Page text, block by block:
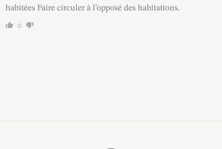
habitées Faire circuler à l’opposé des habitations.
0